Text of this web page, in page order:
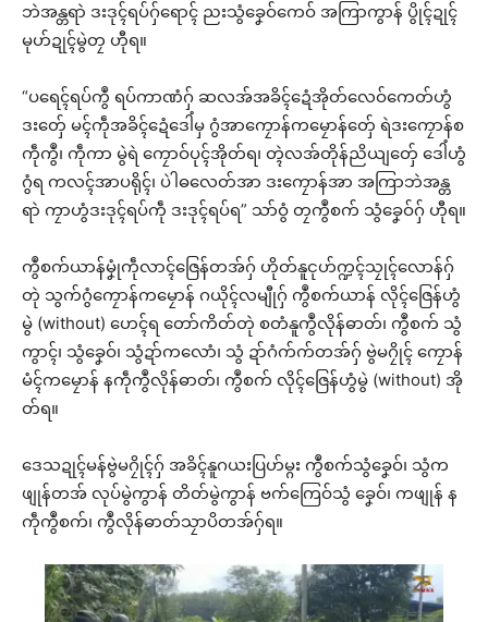
ဘဲအန္တရာဲ ဒးဒုၚ်ရပ်ဂှ်ရောၚ် ညးသွံခၞေဝ်ကေဝ် အကြာကွာန် ပွိုၚ်ဍုၚ်
မုဟ်ဍုၚ်မွဲတၠ ဟီုရ။
“ပရေၚ်ရပ်ကွဳ ရပ်ကာဏံဂှ် ဆလအ်အခိၚ်ဍေံအိုတ်လေဝ်ကေတ်ဟွံ
ဒးတှ်ေ မၚ်ကဵုအခိၚ်ဍေံဒေါံမှ ဂွံအာကၠောန်ကမၠောန်တှ်ေ ရဲဒးကၠောန်စ
ကဵုကွဳ၊ ကဵုကာ မွဲရဲ ကၠောဝ်ပုၚ်အိုတ်ရ၊ တ္ၚဲလအ်တိုန်ညိယျတှ်ေ ဒေါံဟွံ
ဂွံရ ကလၚ်အာပရိုၚ်၊ ပဲါဓလေတ်အာ ဒးကၠောန်အာ အကြာဘဲအန္တ
ရာဲ ကၠာဟွံဒးဒုၚ်ရပ်ကဵု ဒးဒုၚ်ရပ်ရ” သာ်ဝွံ တၠကွဳစက် သွံခၞေဝ်ဂှ် ဟီုရ။
ကွဳစက်ယာန်မၞုံကဵုလာၚ်ဇြေန်တအ်ဂှ် ဟိုတ်နူၚုဟ်က္ဍၚ်သၠုၚ်လောန်ဂှ်
တုဲ သွက်ဂွံကၠောန်ကမၠောန် ဂယိုၚ်လမျီုဂှ် ကွဳစက်ယာန် လိုၚ်ဇြေန်ဟွံ
မွဲ (without) ဟေၚ်ရ တော်ကိတ်တုဲ စတံနူကွဳလိုန်ဓာတ်၊ ကွဳစက် သွံ
ကွာၚ်၊ သွံခၞေဝ်၊ သွံဍာ်ကလောံ၊ သွံ ဍာ်ဂံက်က်တအ်ဂှ် ဗွဲမဂၠိုၚ် ကၠောန်
မံၚ်ကမၠောန် နကဵုကွဳလိုန်ဓာတ်၊ ကွဳစက် လိုၚ်ဇြေန်ဟွံမွဲ (without) အို
တ်ရ။
ဒေသဍုၚ်မန်ဗွဲမဂၠိုၚ်ဂှ် အခိၚ်နူဂယးပြဟ်မ္ဂး ကွဳစက်သွံခၞေဝ်၊ သွံက
ဖျုန်တအ် လုပ်မွဲကွာန် တိတ်မွဲကွာန် ဗက်ကြေဝ်သွံ ခၞေဝ်၊ ကဖျုန် န
ကဵုကွဳစက်၊ ကွဳလိုန်ဓာတ်သၠာပိတအ်ဂှ်ရ။